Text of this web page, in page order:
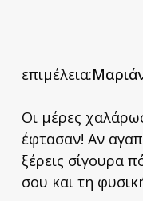
επιμέλεια:
Οι μέρες
έφτασαν! Αν
ξέρεις σίγουρα
σου και τη